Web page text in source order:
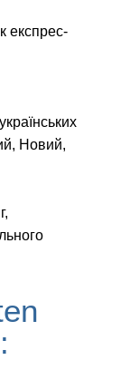
експрес-
Новий,